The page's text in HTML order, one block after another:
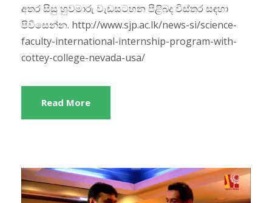
අතර සිසු හුවමාරු වැඩසටහන පිළිබද විස්තර සඳහා
පිවිසෙන්න. http://www.sjp.ac.lk/news-si/science-
faculty-international-internship-program-with-
cottey-college-nevada-usa/
Read More